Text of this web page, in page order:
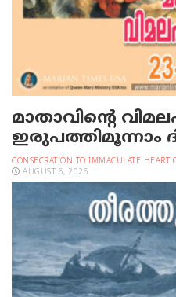
മാതാവിന്റെ
ഇരുപത്തിമൂന്നാം
CONSECRATION TO IMMACULATE HEART
AUGUST 6, 2026